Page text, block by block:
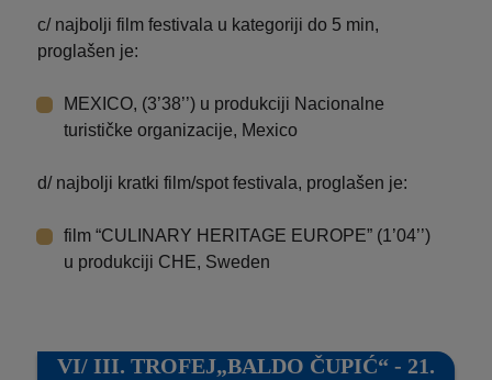
c/ najbolji film festivala u kategoriji do 5 min,
proglašen je:
MEXICO, (3’38’’) u produkciji Nacionalne
turističke organizacije, Mexico
d/ najbolji kratki film/spot festivala, proglašen je:
film “CULINARY HERITAGE EUROPE” (1’04’’)
u produkciji CHE, Sweden
VI/ III. TROFEJ„BALDO ČUPIĆ“ - 21.